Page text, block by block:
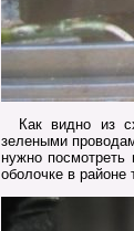
Как видно из
зелеными
нужно
оболочке в районе